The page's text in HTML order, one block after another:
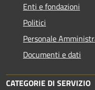
Enti e fondazioni
Politici
Personale
Documenti e dati
CATEGORIE DI SERVIZIO